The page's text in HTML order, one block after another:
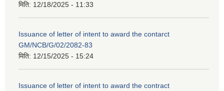
मिति: 12/18/2025 - 11:33
Issuance of letter of intent to award the contarct
GM/NCB/G/02/2082-83
मिति: 12/15/2025 - 15:24
Issuance of letter of intent to award the contract